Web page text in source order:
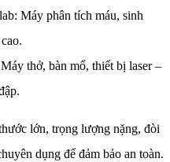
Máy phân tích máu, sinh
thở, bàn mổ, thiết bị laser –
lớn, trọng lượng nặng, đòi
dụng để đảm bảo an toàn.